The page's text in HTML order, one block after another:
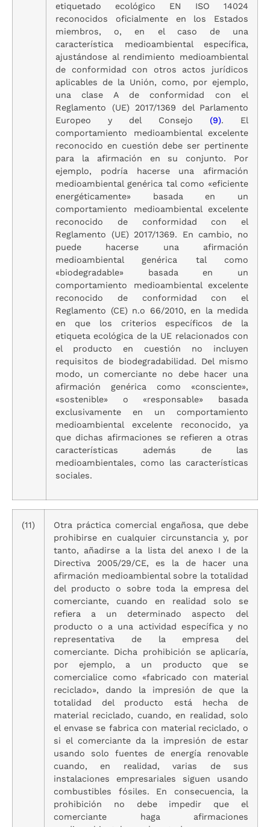
etiquetado ecológico EN ISO 14024
reconocidos oficialmente en los Estados
miembros, o, en el caso de una
característica medioambiental específica,
ajustándose al rendimiento medioambiental
de conformidad con otros actos jurídicos
aplicables de la Unión, como, por ejemplo,
una clase A de conformidad con el
Reglamento (UE) 2017/1369 del Parlamento
Europeo y del Consejo (9). El
comportamiento medioambiental excelente
reconocido en cuestión debe ser pertinente
para la afirmación en su conjunto. Por
ejemplo, podría hacerse una afirmación
medioambiental genérica tal como «eficiente
energéticamente» basada en un
comportamiento medioambiental excelente
reconocido de conformidad con el
Reglamento (UE) 2017/1369. En cambio, no
puede hacerse una afirmación
medioambiental genérica tal como
«biodegradable» basada en un
comportamiento medioambiental excelente
reconocido de conformidad con el
Reglamento (CE) n.o 66/2010, en la medida
en que los criterios específicos de la
etiqueta ecológica de la UE relacionados con
el producto en cuestión no incluyen
requisitos de biodegradabilidad. Del mismo
modo, un comerciante no debe hacer una
afirmación genérica como «consciente»,
«sostenible» o «responsable» basada
exclusivamente en un comportamiento
medioambiental excelente reconocido, ya
que dichas afirmaciones se refieren a otras
características además de las
medioambientales, como las características
sociales.
(11)
Otra práctica comercial engañosa, que debe
prohibirse en cualquier circunstancia y, por
tanto, añadirse a la lista del anexo I de la
Directiva 2005/29/CE, es la de hacer una
afirmación medioambiental sobre la totalidad
del producto o sobre toda la empresa del
comerciante, cuando en realidad solo se
refiera a un determinado aspecto del
producto o a una actividad específica y no
representativa de la empresa del
comerciante. Dicha prohibición se aplicaría,
por ejemplo, a un producto que se
comercialice como «fabricado con material
reciclado», dando la impresión de que la
totalidad del producto está hecha de
material reciclado, cuando, en realidad, solo
el envase se fabrica con material reciclado, o
si el comerciante da la impresión de estar
usando solo fuentes de energía renovable
cuando, en realidad, varias de sus
instalaciones empresariales siguen usando
combustibles fósiles. En consecuencia, la
prohibición no debe impedir que el
comerciante haga afirmaciones